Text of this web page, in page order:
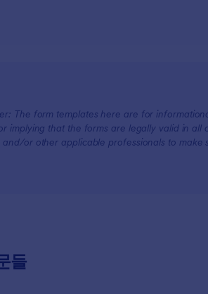
The form templates here are for
implying that the forms are legally valid in
and/or other applicable professionals to
들